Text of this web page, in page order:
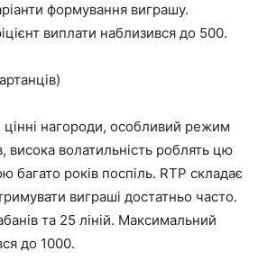
формування виграшу.
виплати наблизився до 500.
цінні нагороди, особливий режим
висока волатильність роблять цю
багато років поспіль. RTP складає
виграші достатньо часто.
та 25 ліній. Максимальний
до 1000.